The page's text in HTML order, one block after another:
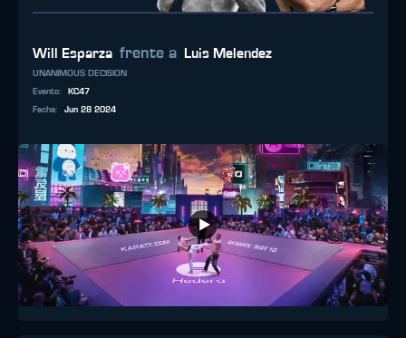
Will Esparza frente a Luis Melendez
UNANIMOUS DECISION
Evento:
KC47
Fecha: Jun 28 2024